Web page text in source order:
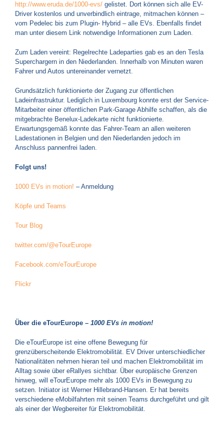
http://www.eruda.de/1000-evs/ gelistet. Dort können sich alle EV-
Driver kostenlos und unverbindlich eintrage, mitmachen können –
vom Pedelec bis zum Plugin- Hybrid – alle EVs. Ebenfalls findet
man unter diesem Link notwendige Informationen zum Laden.
Zum Laden vereint: Regelrechte Ladeparties gab es an den Tesla
Superchargern in den Niederlanden. Innerhalb von Minuten waren
Fahrer und Autos untereinander vernetzt.
Grundsätzlich funktionierte der Zugang zur öffentlichen
Ladeinfrastruktur. Lediglich in Luxembourg konnte erst der Service-
Mitarbeiter einer öffentlichen Park-Garage Abhilfe schaffen, als die
mitgebrachte Benelux-Ladekarte nicht funktionierte.
Erwartungsgemäß konnte das Fahrer-Team an allen weiteren
Ladestationen in Belgien und den Niederlanden jedoch im
Anschluss pannenfrei laden.
Folgt uns!
1000 EVs in motion! – Anmeldung
Köpfe und Teams
Tour Blog
twitter.com/@eTourEurope
Facebook.com/eTourEurope
Flickr
Über die eTourEurope – 1000 EVs in motion!
Die eTourEurope ist eine offene Bewegung für
grenzüberscheitende Elektromobilität. EV Driver unterschiedlicher
Nationalitäten nehmen hieran teil und machen Elektromobilität im
Alltag sowie über eRallyes sichtbar. Über europäische Grenzen
hinweg, will eTourEurope mehr als 1000 EVs in Bewegung zu
setzen. Initiator ist Werner Hillebrand-Hansen. Er hat bereits
verschiedene eMobilfahrten mit seinen Teams durchgeführt und gilt
als einer der Wegbereiter für Elektromobilität.